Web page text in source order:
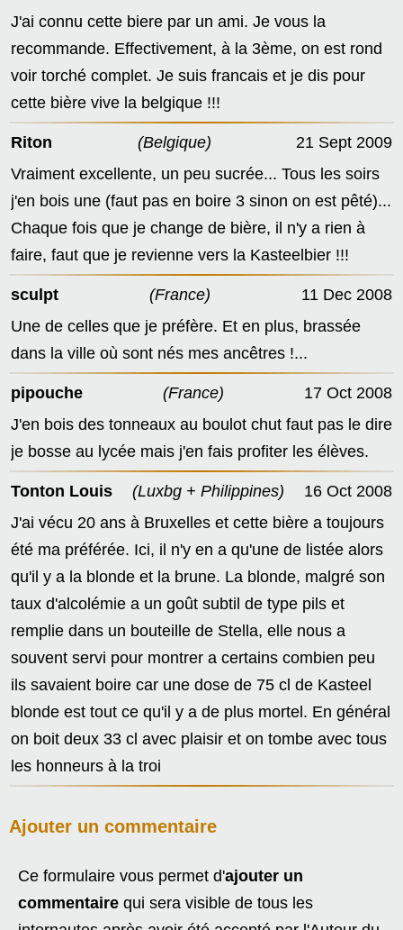
J'ai connu cette biere par un ami. Je vous la
recommande. Effectivement, à la 3ème, on est rond
voir torché complet. Je suis francais et je dis pour
cette bière vive la belgique !!!
Riton (Belgique)
21 Sept 2009
Vraiment excellente, un peu sucrée... Tous les soirs
j'en bois une (faut pas en boire 3 sinon on est pêté)...
Chaque fois que je change de bière, il n'y a rien à
faire, faut que je revienne vers la Kasteelbier !!!
sculpt (France)
11 Dec 2008
Une de celles que je préfère. Et en plus, brassée
dans la ville où sont nés mes ancêtres !...
pipouche (France)
17 Oct 2008
J'en bois des tonneaux au boulot chut faut pas le dire
je bosse au lycée mais j'en fais profiter les élèves.
Tonton Louis (Luxbg + Philippines)
16 Oct 2008
J'ai vécu 20 ans à Bruxelles et cette bière a toujours
été ma préférée. Ici, il n'y en a qu'une de listée alors
qu'il y a la blonde et la brune. La blonde, malgré son
taux d'alcolémie a un goût subtil de type pils et
remplie dans un bouteille de Stella, elle nous a
souvent servi pour montrer a certains combien peu
ils savaient boire car une dose de 75 cl de Kasteel
blonde est tout ce qu'il y a de plus mortel. En général
on boit deux 33 cl avec plaisir et on tombe avec tous
les honneurs à la troi
Ajouter un commentaire
Ce formulaire vous permet d'ajouter un
commentaire qui sera visible de tous les